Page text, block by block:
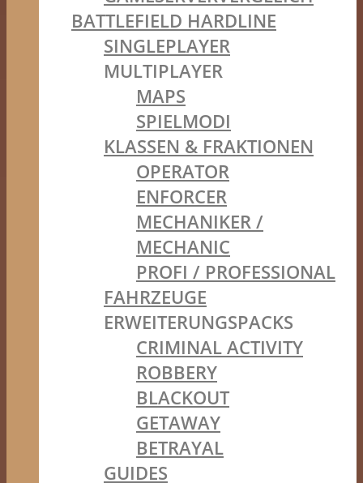
BATTLEFIELD HARDLINE
SINGLEPLAYER
MULTIPLAYER
MAPS
SPIELMODI
KLASSEN & FRAKTIONEN
OPERATOR
ENFORCER
MECHANIKER /
MECHANIC
PROFI / PROFESSIONAL
FAHRZEUGE
ERWEITERUNGSPACKS
CRIMINAL ACTIVITY
ROBBERY
BLACKOUT
GETAWAY
BETRAYAL
GUIDES